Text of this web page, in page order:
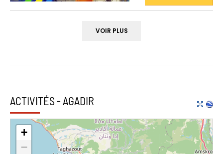
VOIR PLUS
ACTIVITÉS - AGADIR
+
−